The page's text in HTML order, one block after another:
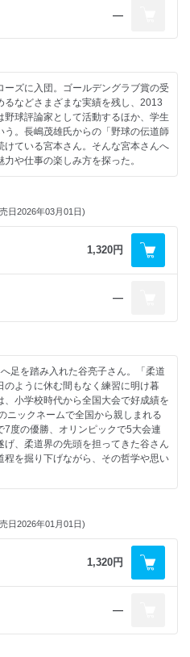
―
ズに入団。ゴールデングラブ賞の受
などさまざまな実績を残し、2013
球評論家として活動するほか、学生
。長嶋茂雄氏からの「野球の伝道師
ている宮本さん。そんな宮本さんへ
や仕事の楽しみ方を探った。
日2026年03月01日)
1,320円
―
足を踏み入れた谷亮子さん。「柔道
ように休む間もなく練習に明け暮
小学校時代から全国大会で好成績を
ニックネームで全国から親しまれる
度の優勝、オリンピックで5大会連
、柔道界の先頭を担ってきた谷さん
を掘り下げながら、その哲学や思い
日2026年01月01日)
1,320円
―